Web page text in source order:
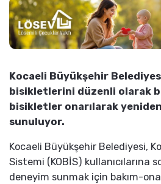
Kocaeli Büyükşehir
bisikletlerini düzenli olarak
bisikletler onarılarak
sunuluyor.
Kocaeli Büyükşehir Belediyesi,
Sistemi (KOBİS) kullanıcılarına
deneyim sunmak için bakım-